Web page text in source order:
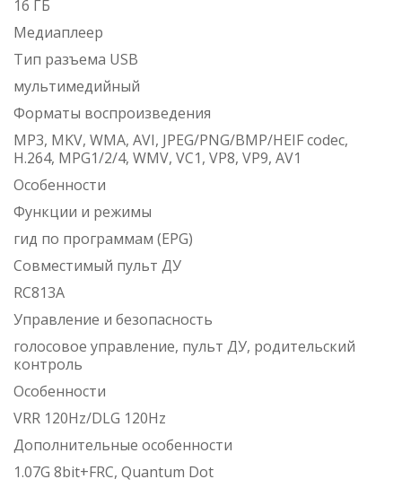
16 ГБ
Медиаплеер
Тип разъема USB
мультимедийный
Форматы воспроизведения
MP3, MKV, WMA, AVI, JPEG/PNG/BMP/HEIF codec,
H.264, MPG1/2/4, WMV, VC1, VP8, VP9, AV1
Особенности
Функции и режимы
гид по программам (EPG)
Совместимый пульт ДУ
RC813A
Управление и безопасность
голосовое управление, пульт ДУ, родительский
контроль
Особенности
VRR 120Hz/DLG 120Hz
Дополнительные особенности
1.07G 8bit+FRC, Quantum Dot